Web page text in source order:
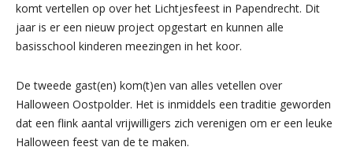
komt vertellen op over het Lichtjesfeest in Papendrecht. Dit
jaar is er een nieuw project opgestart en kunnen alle
basisschool kinderen meezingen in het koor.
De tweede gast(en) kom(t)en van alles vetellen over
Halloween Oostpolder. Het is inmiddels een traditie geworden
dat een flink aantal vrijwilligers zich verenigen om er een leuke
Halloween feest van de te maken.